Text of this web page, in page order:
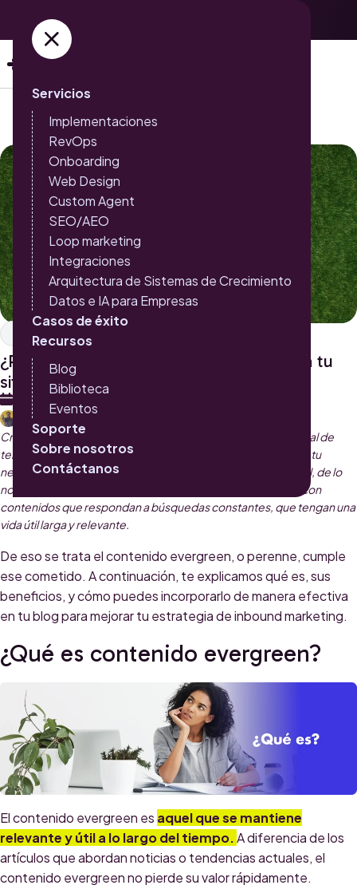
Servicios
Implementaciones
RevOps
Onboarding
Web Design
Custom Agent
SEO/AEO
Loop marketing
Integraciones
Arquitectura de Sistemas de Crecimiento
Datos e IA para Empresas
Casos de éxito
Recursos
Blog
Biblioteca
Eventos
Soporte
Sobre nosotros
Contáctanos
Inbound Marketing
¿Por qué crear contenido evergreen para tu
sitio?
21 DE AGOSTO 2024
MARIO ALBERTO DUQUE CARDOZO
Crear una estrategia de contenidos requiere una mezcla ideal de
temas que atraigan a los consumidores y futuros clientes de tu
negocio. Hay que hablar de lo que está pasando, de lo actual, de lo
novedoso, ¡claro que sí! Pero también es necesario contar con
contenidos que respondan a búsquedas constantes, que tengan una
vida útil larga y relevante.
De eso se trata el contenido evergreen, o perenne, cumple
ese cometido. A continuación, te explicamos qué es, sus
beneficios, y cómo puedes incorporarlo de manera efectiva
en tu blog para mejorar tu estrategia de inbound marketing.
¿Qué es contenido evergreen?
El contenido evergreen es aquel que se mantiene
relevante y útil a lo largo del tiempo.A diferencia de los
artículos que abordan noticias o tendencias actuales, el
contenido evergreen no pierde su valor rápidamente.